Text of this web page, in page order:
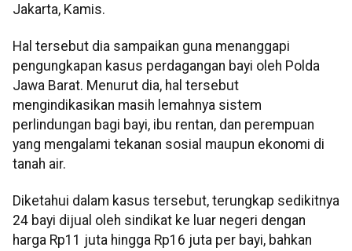
Jakarta, Kamis.
Hal tersebut dia sampaikan guna menanggapi
pengungkapan kasus perdagangan bayi oleh Polda
Jawa Barat. Menurut dia, hal tersebut
mengindikasikan masih lemahnya sistem
perlindungan bagi bayi, ibu rentan, dan perempuan
yang mengalami tekanan sosial maupun ekonomi di
tanah air.
Diketahui dalam kasus tersebut, terungkap sedikitnya
24 bayi dijual oleh sindikat ke luar negeri dengan
harga Rp11 juta hingga Rp16 juta per bayi, bahkan